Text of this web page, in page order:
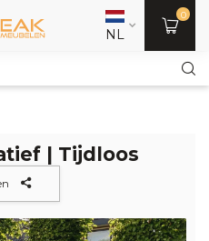
NL
0
| Tijdloos